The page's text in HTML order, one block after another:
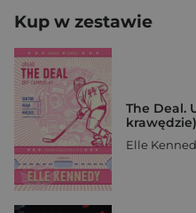
Kup w zestawie
The Deal.
krawędzie)
Elle